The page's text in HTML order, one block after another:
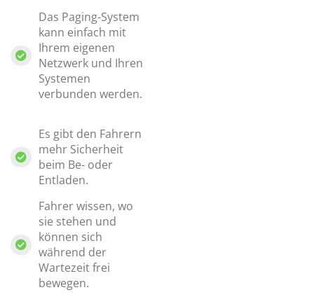
Das Paging-System
kann einfach mit
Ihrem eigenen
Netzwerk und Ihren
Systemen
verbunden werden.
Es gibt den Fahrern
mehr Sicherheit
beim Be- oder
Entladen.
Fahrer wissen, wo
sie stehen und
können sich
während der
Wartezeit frei
bewegen.